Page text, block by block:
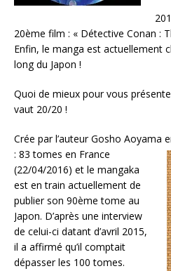
20ème film : « Détective Conan :
Enfin, le manga est actuellement
long du Japon !
Quoi de mieux pour vous
vaut 20/20 !
Crée par l’auteur Gosho Aoyama
: 83 tomes en France
(22/04/2016) et le mangaka
est en train actuellement de
publier son 90ème tome au
Japon. D’après une interview
de celui-ci datant d’avril 2015,
il a affirmé qu’il comptait
dépasser les 100 tomes.